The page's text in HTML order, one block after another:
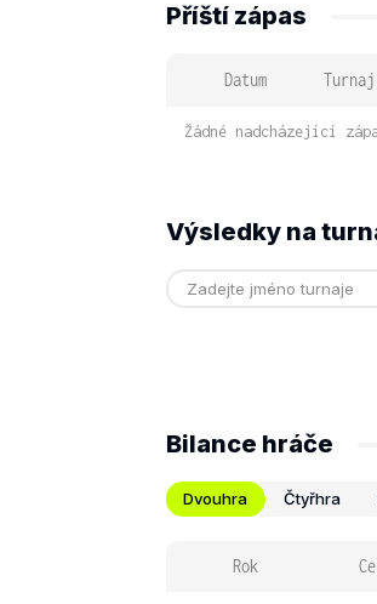
Příští zápas
Datum Turnaj
Žádné nadcházející
Výsledky na
Bilance hráče
Dvouhra Čtyřhra
Rok